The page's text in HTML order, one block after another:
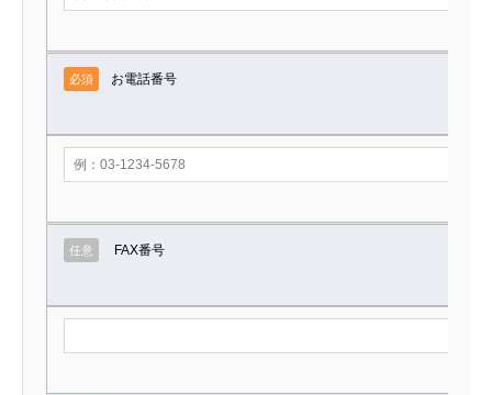
必須 お電話番号
任意 FAX番号